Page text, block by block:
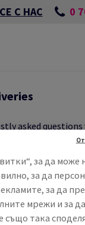
С НАС 0
asked
ORDER BE
за да може
за да
за да
мрежи и за
така